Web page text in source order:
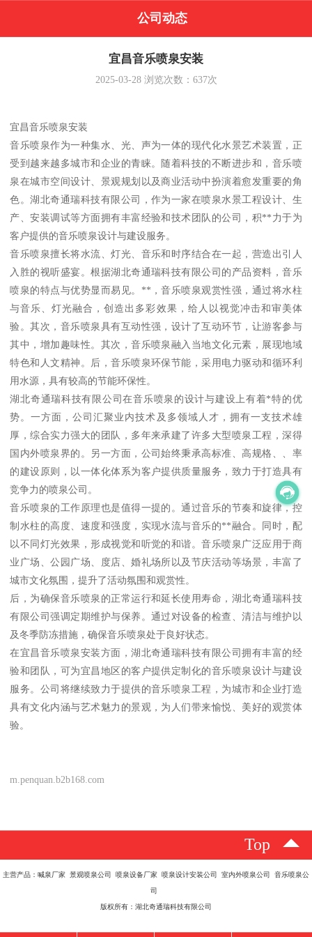
公司动态
宜昌音乐喷泉安装
2025-03-28浏览次数： 637次
宜昌音乐喷泉安装
音乐喷泉作为一种集水、光、声为一体的现代化水景艺术装置，正
受到越来越多城市和企业的青睐。随着科技的不断进步和，音乐喷
泉在城市空间设计、景观规划以及商业活动中扮演着愈发重要的角
色。湖北奇通瑞科技有限公司，作为一家在喷泉水景工程设计、生
产、安装调试等方面拥有丰富经验和技术团队的公司，积**力于为
客户提供的音乐喷泉设计与建设服务。
音乐喷泉擅长将水流、灯光、音乐和时序结合在一起，营造出引人
入胜的视听盛宴。根据湖北奇通瑞科技有限公司的产品资料，音乐
喷泉的特点与优势显而易见。**，音乐喷泉观赏性强，通过将水柱
与音乐、灯光融合，创造出多彩效果，给人以视觉冲击和审美体
验。其次，音乐喷泉具有互动性强，设计了互动环节，让游客参与
其中，增加趣味性。其次，音乐喷泉融入当地文化元素，展现地域
特色和人文精神。后，音乐喷泉环保节能，采用电力驱动和循环利
用水源，具有较高的节能环保性。
湖北奇通瑞科技有限公司在音乐喷泉的设计与建设上有着*特的优
势。一方面，公司汇聚业内技术及多领域人才，拥有一支技术雄
厚，综合实力强大的团队，多年来承建了许多大型喷泉工程，深得
国内外喷泉界的。另一方面，公司始终秉承高标准、高规格、、率
的建设原则，以一体化体系为客户提供质量服务，致力于打造具有
竞争力的喷泉公司。
音乐喷泉的工作原理也是值得一提的。通过音乐的节奏和旋律，控
制水柱的高度、速度和强度，实现水流与音乐的**融合。同时，配
以不同灯光效果，形成视觉和听觉的和谐。音乐喷泉广泛应用于商
业广场、公园广场、度店、婚礼场所以及节庆活动等场景，丰富了
城市文化氛围，提升了活动氛围和观赏性。
后，为确保音乐喷泉的正常运行和延长使用寿命，湖北奇通瑞科技
有限公司强调定期维护与保养。通过对设备的检查、清洁与维护以
及冬季防冻措施，确保音乐喷泉处于良好状态。
在宜昌音乐喷泉安装方面，湖北奇通瑞科技有限公司拥有丰富的经
验和团队，可为宜昌地区的客户提供定制化的音乐喷泉设计与建设
服务。公司将继续致力于提供的音乐喷泉工程，为城市和企业打造
具有文化内涵与艺术魅力的景观，为人们带来愉悦、美好的观赏体
验。
m.penquan.b2b168.com
Top
主营产品：喊泉厂家 景观喷泉公司 喷泉设备厂家 喷泉设计安装公司 室内外喷泉公司 音乐喷泉公
司
版权所有：湖北奇通瑞科技有限公司